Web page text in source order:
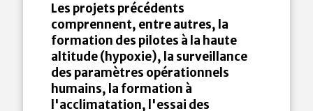
Les projets précédents
comprennent, entre autres, la
formation des pilotes à la haute
altitude (hypoxie), la surveillance
des paramètres opérationnels
humains, la formation à
l'acclimatation, l'essai des